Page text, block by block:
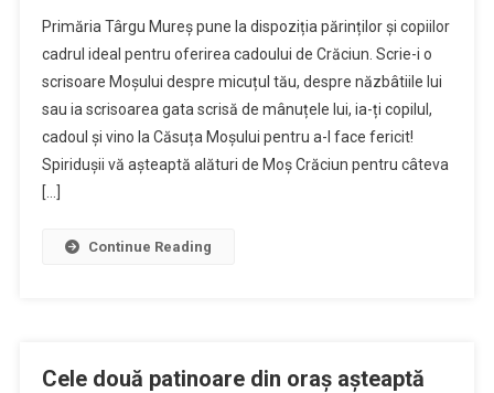
Primăria Târgu Mureș pune la dispoziția părinților și copiilor
cadrul ideal pentru oferirea cadoului de Crăciun. Scrie-i o
scrisoare Moșului despre micuțul tău, despre năzbâtiile lui
sau ia scrisoarea gata scrisă de mânuțele lui, ia-ți copilul,
cadoul și vino la Căsuța Moșului pentru a-l face fericit!
Spiridușii vă așteaptă alături de Moș Crăciun pentru câteva
[…]
Continue Reading
Cele două patinoare din oraș așteaptă